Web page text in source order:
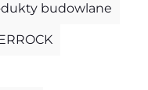
budowlane